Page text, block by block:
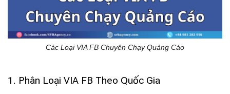
Các Loại VIA FB Chuyên Chạy Quảng Cáo
1. Phân Loại VIA FB Theo Quốc Gia